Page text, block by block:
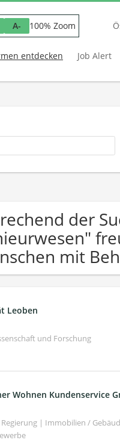
A- 100% Zoom
entdecken Job Alert
der
mit
Leoben
und Forschung
Wohnen Kundenservice
| Immobilien /